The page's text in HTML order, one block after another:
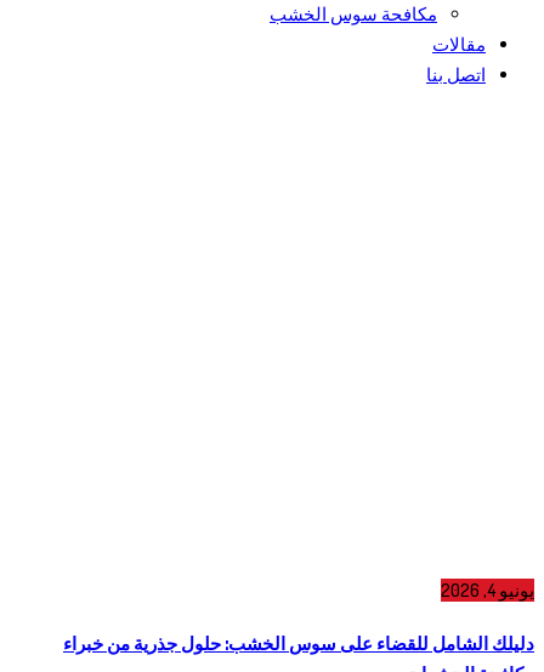
مكافحة سوس الخشب
مقالات
اتصل بنا
يونيو 4, 2026
دليلك الشامل للقضاء على سوس الخشب: حلول جذرية من خبراء